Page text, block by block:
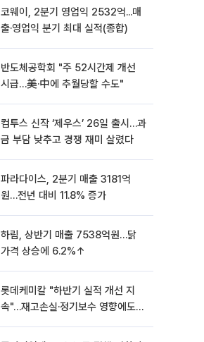
코웨이, 2분기 영업익 2532억...매
출·영업익 분기 최대 실적(종합)
반도체공학회 "주 52시간제 개선
시급…美·中에 추월당할 수도"
컴투스 신작 ‘제우스’ 26일 출시…과
금 부담 낮추고 경쟁 재미 살렸다
파라다이스, 2분기 매출 3181억
원…전년 대비 11.8% 증가
하림, 상반기 매출 7538억원…닭
가격 상승에 6.2%↑
롯데케미칼 "하반기 실적 개선 지
속"…재고손실·정기보수 영향에도